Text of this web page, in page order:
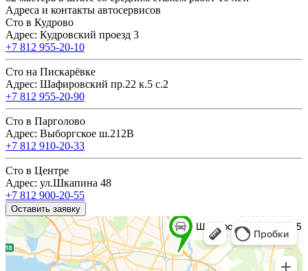
Адреса и контакты автосервисов
Сто в Кудрово
Адрес: Кудровский проезд 3
+7 812 955-20-10
Сто на Пискарёвке
Адрес: Шафировский пр.22 к.5 с.2
+7 812 955-20-90
Сто в Парголово
Адрес: Выборгское ш.212В
+7 812 910-20-33
Сто в Центре
Адрес: ул.Шкапина 48
+7 812 900-20-55
Оставить заявку